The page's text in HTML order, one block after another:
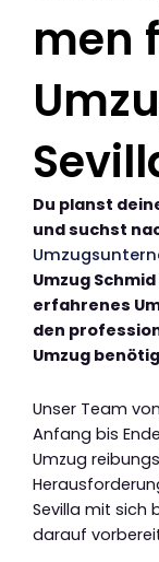
men
Du planst
und suchst
Umzug
erfahrenes
den
Umzug
Unser Team
Anfang bis
Umzug
Sevilla mit sich
darauf